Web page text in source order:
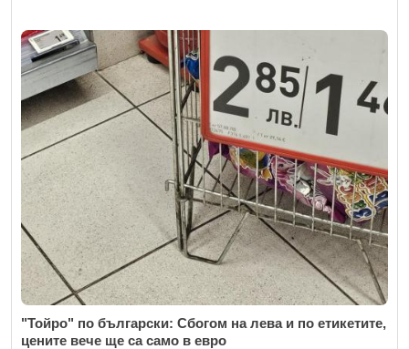
"Тойро" по български: Сбогом на лева и по етикетите,
цените вече ще са само в евро